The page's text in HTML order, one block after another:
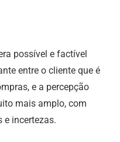
possível e factível
entre o cliente que é
e a percepção
mais amplo, com
e incertezas.